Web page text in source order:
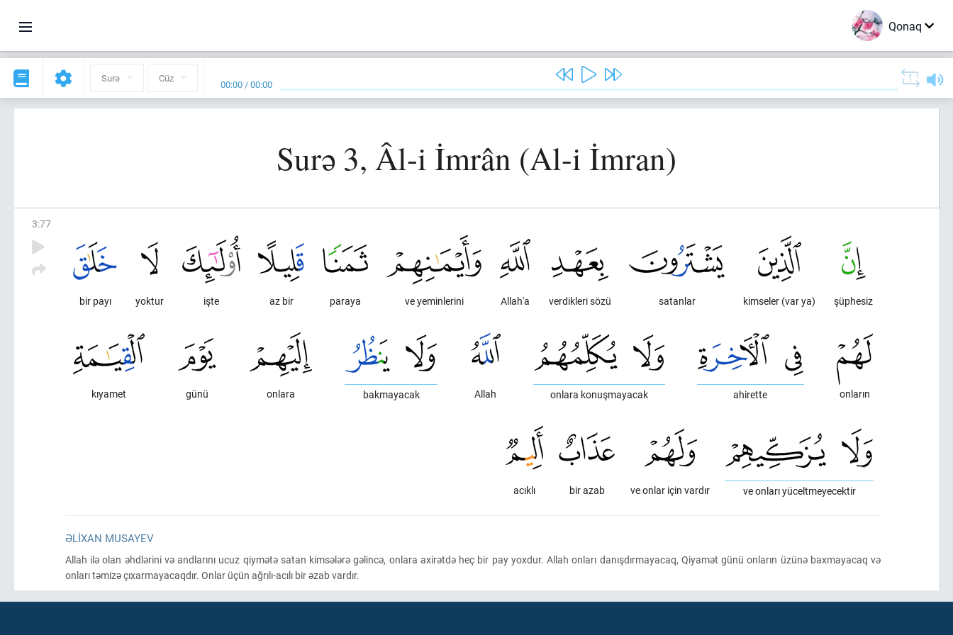
Qonaq
Surə Cüz 00:00 /00:00
Surə 3, Âl-i İmrân (Al-i İmran)
3:77
şüphesiz
kimseler (var ya)
satanlar
verdikleri sözü
Allah'a
ve yeminlerini
paraya
az bir
işte
yoktur
bir payı
onların
ahirette
onlara konuşmayacak
Allah
bakmayacak
onlara
günü
kıyamet
ve onları yüceltmeyecektir
ve onlar için vardır
bir azab
acıklı
ƏLIXAN MUSAYEV
Allah ilə olan əhdlərini və andlarını ucuz qiymətə satan kimsələrə gəlincə, onlara axirətdə heç bir pay yoxdur. Allah onları danışdırmayacaq, Qiyamət günü onların üzünə baxmayacaq və
onları təmizə çıxarmayacaqdır. Onlar üçün ağrılı-acılı bir əzab vardır.